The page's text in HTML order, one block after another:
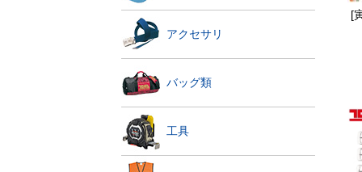
アクセサリ
バッグ類
工具
[